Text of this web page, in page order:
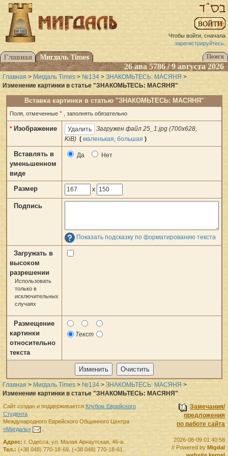
Чтобы войти, сначала
зарегистрируйтесь.
26 ава 5786 / 9 августа 2026
Главная > Мигдаль Times > №134 > ЗНАКОМЬТЕСЬ: МАСЯНЯ >
Изменение картинки в статье "ЗНАКОМЬТЕСЬ: МАСЯНЯ"
Вставка картинки в статью "ЗНАКОМЬТЕСЬ: МАСЯНЯ"
Поля, отмеченные * , заполнять обязательно
* Изображение
Загружен файл 25_1.jpg (700x628,
KiB) ( маленькая большая )
Вставлять в
уменьшенном
виде
Да Нет
Размер x
Подпись
Показать подсказку по форматированию текста
Загружать в
высоком
разрешении
Использовать
только в
исключительных
случаях
Размещение
картинки
относительно
текста
Текст
Главная > Мигдаль Times > №134 > ЗНАКОМЬТЕСЬ: МАСЯНЯ >
Изменение картинки в статье "ЗНАКОМЬТЕСЬ: МАСЯНЯ"
Замечания/
предложения
по работе сайта
2026-08-09 01:40:58
// Powered by Migdal
Сайт создан и поддерживается Клубом Еврейского
Студента
Международного Еврейского Общинного Центра
«Мигдаль»
Адрес: г. Одесса, ул. Малая Арнаутская, 46-а.
Тел.: (+38 048) 770-18-69, (+38 048) 770-18-61